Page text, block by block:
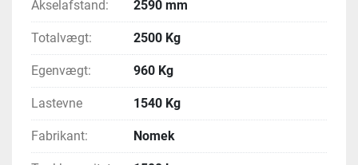
Akselafstand: 2590 mm
Totalvægt: 2500 Kg
Egenvægt: 960 Kg
Lastevne 1540 Kg
Fabrikant: Nomek